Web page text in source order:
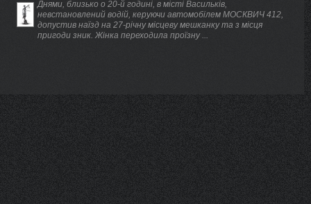
Днями, близько о 20-й годині, в місті Васильків,
невстановлений водій, керуючи автомобілем МОСКВИЧ 412,
допустив наїзд на 27-річну місцеву мешканку та з місця
пригоди зник. Жінка переходила проїзну ...